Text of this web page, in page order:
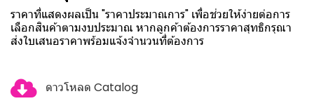
ราคาที่แสดงผลเป็น "ราคาประมาณการ" เพื่อช่วยให้ง่ายต่อการ
เลือกสินค้าตามงบประมาณ หากลูกค้าต้องการราคาสุทธิกรุณา
ส่งใบเสนอราคาพร้อมแจ้งจำนวนที่ต้องการ
ดาวโหลด Catalog